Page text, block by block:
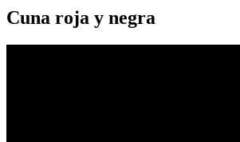
Cuna roja y negra